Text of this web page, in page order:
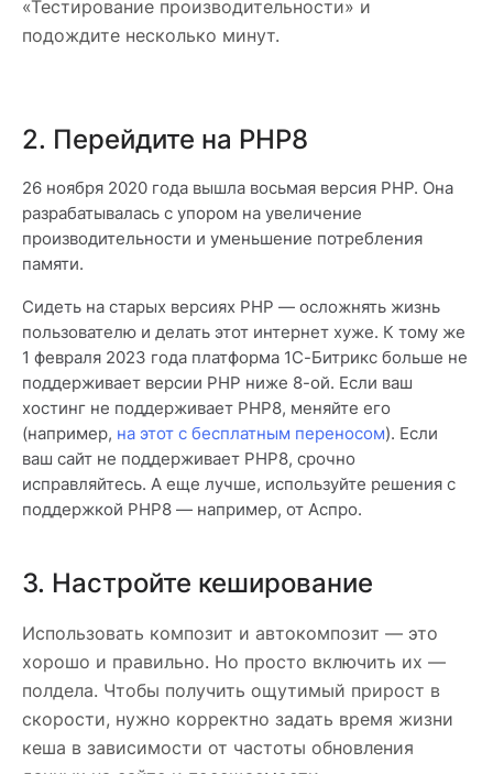
«Тестирование производительности» и
подождите несколько минут.
2. Перейдите на PHP8
26 ноября 2020 года вышла восьмая версия PHP. Она
разрабатывалась с упором на увеличение
производительности и уменьшение потребления
памяти.
Сидеть на старых версиях PHP — осложнять жизнь
пользователю и делать этот интернет хуже. К тому же
1 февраля 2023 года платформа 1С-Битрикс больше не
поддерживает версии PHP ниже 8-ой. Если ваш
хостинг не поддерживает PHP8, меняйте его
(например, на этот с бесплатным переносом). Если
ваш сайт не поддерживает PHP8, срочно
исправляйтесь. А еще лучше, используйте решения с
поддержкой PHP8 — например, от Аспро.
3. Настройте кеширование
Использовать композит и автокомпозит — это
хорошо и правильно. Но просто включить их —
полдела. Чтобы получить ощутимый прирост в
скорости, нужно корректно задать время жизни
кеша в зависимости от частоты обновления